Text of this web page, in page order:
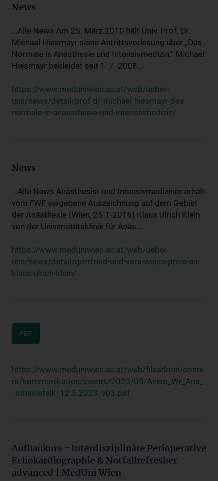
News
...Alle News Am 25. März 2010 hält Univ. Prof. Dr.
Michael Hiesmayr seine Antrittsvorlesung über „Das
Normale in Anästhesie und Intensivmedizin.“ Michael
Hiesmayr bekleidet seit 1. 7. 2008...
https://www.meduniwien.ac.at/web/ueber-
uns/news/detail/prof-dr-michael-hiesmayr-das-
normale-in-anaesthesie-und-intensivmedizin/
News
...Alle News Anästhesist und Intensivmediziner erhält
vom FWF vergebene Auszeichnung auf dem Gebiet
der Anästhesie (Wien, 25-1-2016) Klaus Ulrich Klein
von der Universitätsklinik für Anäs...
https://www.meduniwien.ac.at/web/ueber-
uns/news/detail/gottfried-und-vera-weiss-preis-an-
klaus-ulrich-klein/
PDF
https://www.meduniwien.ac.at/web/fileadmin/conte
nt/kommunikation/events/2023/05/Aviso_Wr_Ana_
_sthesietalk_12.5.2023_v03.pdf
Aufbaukurs - Interdisziplinäre Perioperative
Echokardiographie & Notfallrefresher
advanced | MedUni Wien